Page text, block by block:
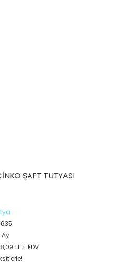
ŞAFT TUTYASI
Ay
TL + KDV